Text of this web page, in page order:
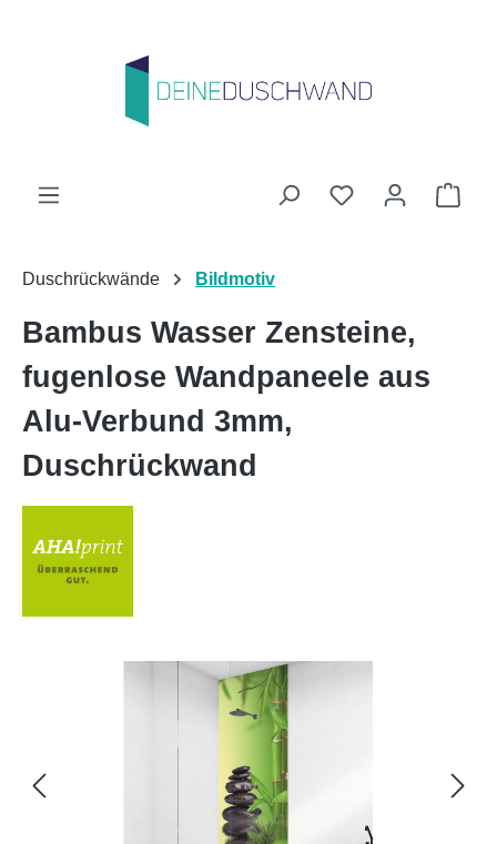
Du hast 0
Duschrückwände Bildmotiv
Bambus Wasser Zensteine,
fugenlose Wandpaneele aus
Alu-Verbund 3mm,
Duschrückwand